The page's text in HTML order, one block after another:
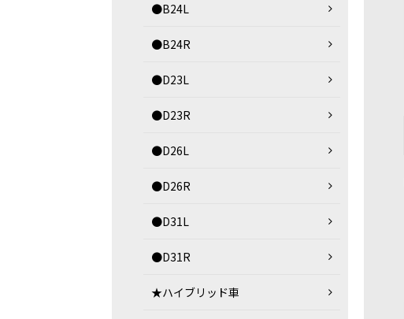
●B24L
●B24R
●D23L
●D23R
●D26L
●D26R
●D31L
●D31R
★ハイブリッド車